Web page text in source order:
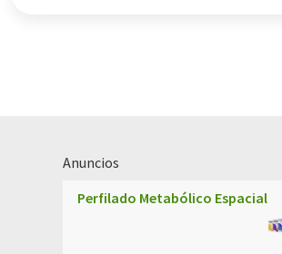
Anuncios
Perfilado Metabólico Espacial